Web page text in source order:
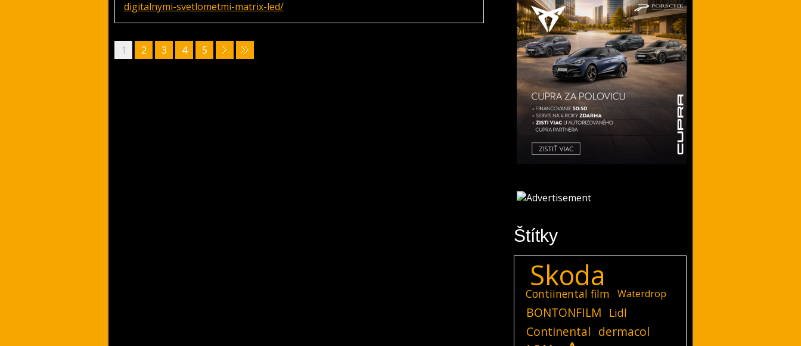
digitalnymi-svetlometmi-matrix-led/
1 2 3 4 5
Štítky
Skoda
Contiinental film Waterdrop
BONTONFILM Lidl
Continental dermacol